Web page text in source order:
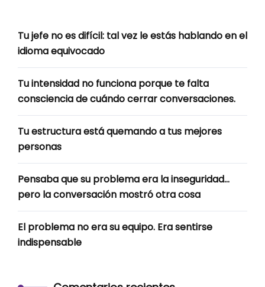
Tu jefe no es difícil: tal vez le estás hablando en el
idioma equivocado
Tu intensidad no funciona porque te falta
consciencia de cuándo cerrar conversaciones.
Tu estructura está quemando a tus mejores
personas
Pensaba que su problema era la inseguridad…
pero la conversación mostró otra cosa
El problema no era su equipo. Era sentirse
indispensable